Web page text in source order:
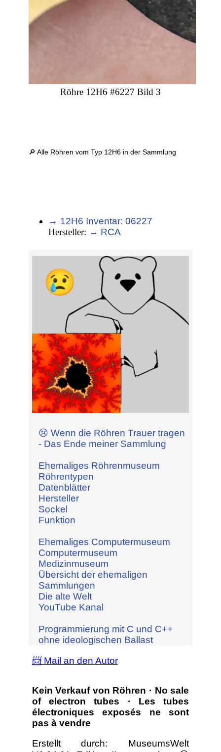
Röhre 12H6 #6227 Bild 3
🔎 Alle Röhren vom Typ 12H6 in der Sammlung
→ 12H6 Inventar: 06227
Hersteller: → RCA
😢 Wenn die Röhren Trauer tragen
- Das Ende meiner Sammlung
Ehemaliges Röhrenmuseum
Röhrentypen
Datenblätter
Hersteller
Sockel
Funktion
Ehemaliges Computermuseum
Computermuseum
Medizinmuseum
Übersicht der ehemaligen
Sammlungen
Die alte Welt
YouTube Kanal
Programmierung mit C und C++
ohne ideologischen Ballast
📨 Mail an den Autor
Kein Verkauf von Röhren · No sale
of electron tubes · Les tubes
électroniques exposés ne sont
pas à vendre
Erstellt durch: MuseumsWelt